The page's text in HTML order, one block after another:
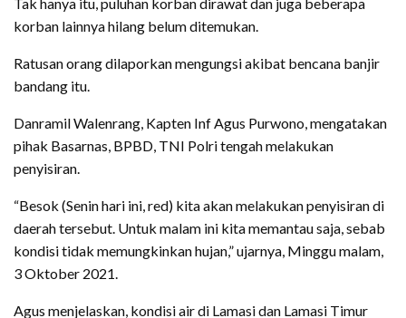
korban lainnya hilang belum ditemukan.
Ratusan orang dilaporkan mengungsi akibat bencana banjir
bandang itu.
Danramil Walenrang, Kapten Inf Agus Purwono, mengatakan
pihak Basarnas, BPBD, TNI Polri tengah melakukan
penyisiran.
“Besok (Senin hari ini, red) kita akan melakukan penyisiran di
daerah tersebut. Untuk malam ini kita memantau saja, sebab
kondisi tidak memungkinkan hujan,” ujarnya, Minggu malam,
3 Oktober 2021.
Agus menjelaskan, kondisi air di Lamasi dan Lamasi Timur